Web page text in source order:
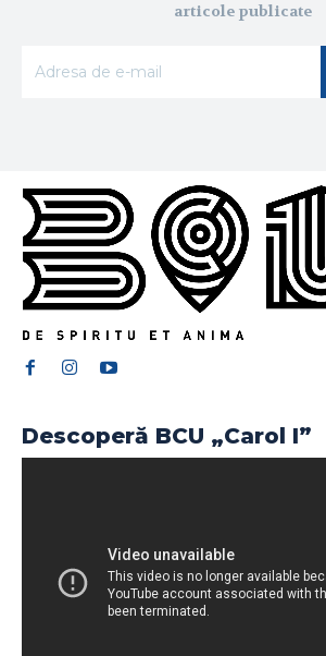
articole publicate
Descoperă BCU „Carol I”